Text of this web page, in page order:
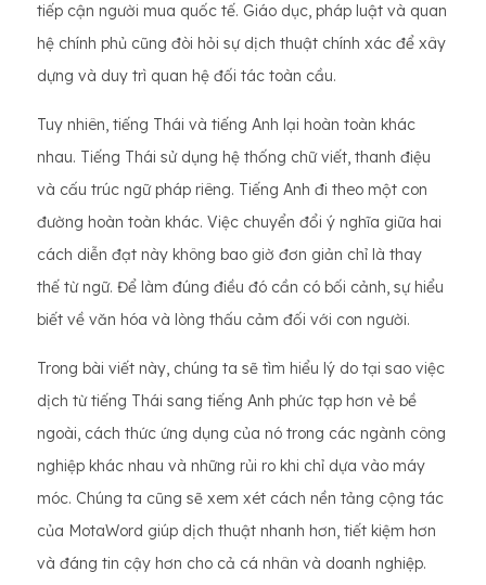
tiếp cận người mua quốc tế. Giáo dục, pháp luật và quan
hệ chính phủ cũng đòi hỏi sự dịch thuật chính xác để xây
dựng và duy trì quan hệ đối tác toàn cầu.
Tuy nhiên, tiếng Thái và tiếng Anh lại hoàn toàn khác
nhau. Tiếng Thái sử dụng hệ thống chữ viết, thanh điệu
và cấu trúc ngữ pháp riêng. Tiếng Anh đi theo một con
đường hoàn toàn khác. Việc chuyển đổi ý nghĩa giữa hai
cách diễn đạt này không bao giờ đơn giản chỉ là thay
thế từ ngữ. Để làm đúng điều đó cần có bối cảnh, sự hiểu
biết về văn hóa và lòng thấu cảm đối với con người.
Trong bài viết này, chúng ta sẽ tìm hiểu lý do tại sao việc
dịch từ tiếng Thái sang tiếng Anh phức tạp hơn vẻ bề
ngoài, cách thức ứng dụng của nó trong các ngành công
nghiệp khác nhau và những rủi ro khi chỉ dựa vào máy
móc. Chúng ta cũng sẽ xem xét cách nền tảng cộng tác
của MotaWord giúp dịch thuật nhanh hơn, tiết kiệm hơn
và đáng tin cậy hơn cho cả cá nhân và doanh nghiệp.